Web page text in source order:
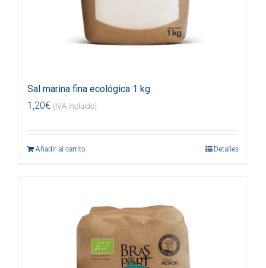
Sal marina fina ecológica 1 kg
1,20€ (IVA incluido)
Añadir al carrito Detalles